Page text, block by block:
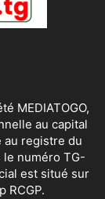
MEDIATOGO,
au capital
au registre du
numéro TG-
est situé sur
RCGP.